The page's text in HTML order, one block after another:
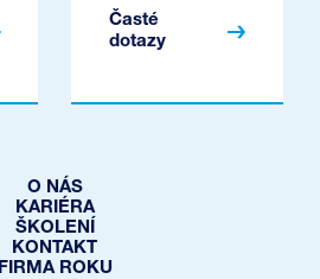
Časté
dotazy
O NÁS
KARIÉRA
ŠKOLENÍ
KONTAKT
FIRMA ROKU